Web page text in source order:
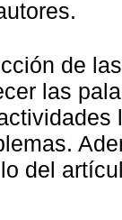
de
las
del